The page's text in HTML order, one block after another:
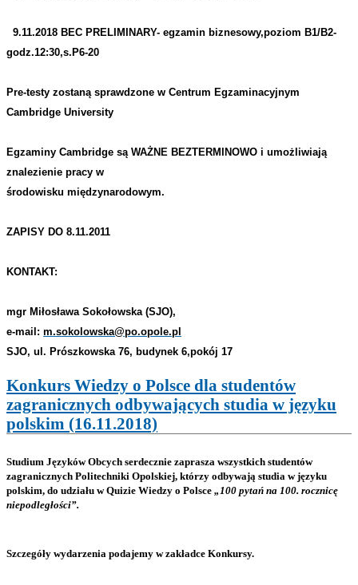
9.11.2018 BEC PRELIMINARY- egzamin biznesowy,poziom B1/B2-
godz.12:30,s.P6-20
Pre-testy zostaną sprawdzone w Centrum Egzaminacyjnym
Cambridge University
Egzaminy Cambridge są WAŻNE BEZTERMINOWO i umożliwiają
znalezienie pracy w
środowisku międzynarodowym.
ZAPISY DO 8.11.2011
KONTAKT:
mgr Miłosława Sokołowska (SJO),
e-mail: m.sokolowska@po.opole.pl
SJO, ul. Prószkowska 76, budynek 6,pokój 17
Konkurs Wiedzy o Polsce dla studentów
zagranicznych odbywających studia w języku
polskim (16.11.2018)
Studium Języków Obcych serdecznie zaprasza wszystkich studentów
zagranicznych Politechniki Opolskiej, którzy odbywają studia w języku
polskim, do udziału w Quizie Wiedzy o Polsce „100 pytań na 100. rocznicę
niepodległości”.
Szczegóły wydarzenia podajemy w zakładce Konkursy.